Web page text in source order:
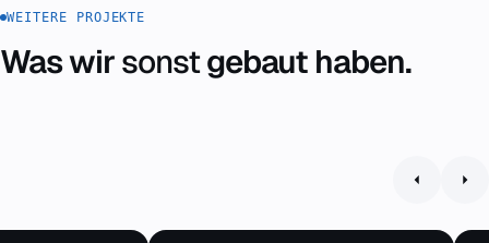
WEITERE PROJEKTE
Was wirsonstgebaut haben.